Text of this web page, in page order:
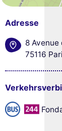
Adresse
8
75116